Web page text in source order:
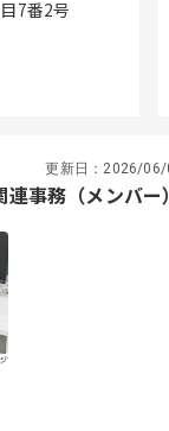
7番2号
更新日： 2026/06/
連事務（メンバー